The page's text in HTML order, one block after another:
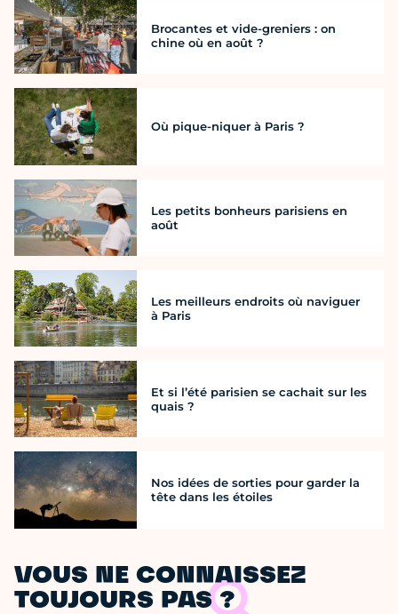
Brocantes et vide-greniers : on
chine où en août ?
Où pique-niquer à Paris ?
Les petits bonheurs parisiens en
août
Les meilleurs endroits où naviguer
à Paris
Et si l’été parisien se cachait sur les
quais ?
Nos idées de sorties pour garder la
tête dans les étoiles
VOUS NE CONNAISSEZ
TOUJOURS PAS ?